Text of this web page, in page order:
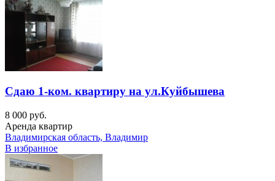
Сдаю 1-ком. квартиру на ул.Куйбышева
8 000 руб.
Аренда квартир
Владимирская область, Владимир
В избранное